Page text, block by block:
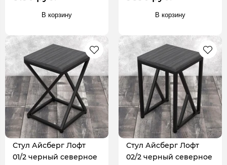
В корзину В корзину
Стул Айсберг Лофт
01/2 черный северное
Стул Айсберг Лофт
02/2 черный северное